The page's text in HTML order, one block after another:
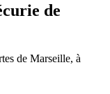
de
de Marseille, à